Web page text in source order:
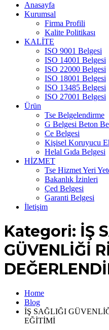
Anasayfa
Kurumsal
Firma Profili
Kalite Politikası
KALİTE
ISO 9001 Belgesi
ISO 14001 Belgesi
ISO 22000 Belgesi
ISO 18001 Belgesi
ISO 13485 Belgesi
ISO 27001 Belgesi
Ürün
Tse Belgelendirme
G Belgesi Beton
Ce Belgesi
Kişisel Koruyucu
Helal Gıda Belgesi
HİZMET
Tse Hizmet Yeri
Bakanlık İzinleri
Çed Belgesi
Garanti Belgesi
İletişim
Kategori: İŞ
GÜVENLİĞİ
Home
Blog
İŞ SAĞLIĞI
EĞİTİMİ